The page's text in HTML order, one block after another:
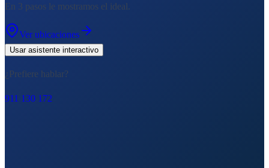
En 3 pasos le mostramos el ideal.
Ver ubicaciones
Usar asistente interactivo
¿Prefiere hablar?
911 130 172